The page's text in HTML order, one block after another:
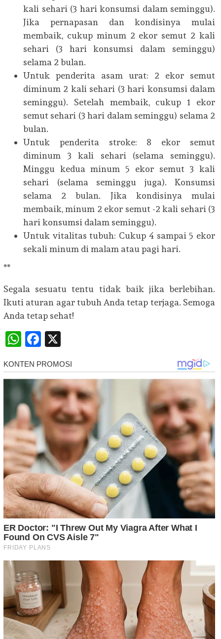
kali sehari (3 hari konsumsi dalam seminggu).
Jika pernapasan dan kondisinya mulai
membaik, cukup minum 2 ekor semut 2 kali
sehari (3 hari konsumsi dalam seminggu)
selama 2 bulan.
Untuk penderita asam urat: 2 ekor semut
diminum 2 kali sehari (3 hari konsumsi dalam
seminggu). Setelah membaik, cukup 1 ekor
semut sehari (3 hari dalam seminggu) selama 2
bulan.
Untuk penderita stroke: 8 ekor semut
diminum 3 kali sehari (selama seminggu).
Minggu kedua minum 5 ekor semut 3 kali
sehari (selama seminggu juga). Konsumsi
selama 2 bulan. Jika kondisinya mulai
membaik, minum 2 ekor semut -2 kali sehari (3
hari konsumsi dalam seminggu).
Untuk vitalitas tubuh: Cukup 4 sampai 5 ekor
sekali minum di malam atau pagi hari.
**
Segala sesuatu tentu tidak baik jika berlebihan.
Ikuti aturan agar tubuh Anda tetap terjaga. Semoga
Anda tetap sehat!
WhatsApp
Facebook